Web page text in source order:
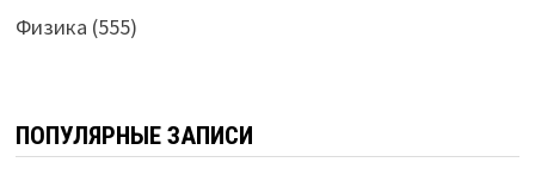
Физика (555)
ПОПУЛЯРНЫЕ ЗАПИСИ